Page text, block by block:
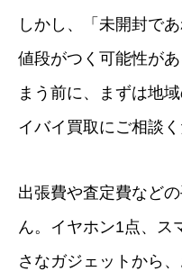
しかし、「未開封で
値段がつく可能性が
まう前に、まずは地
イバイ買取にご相談く
出張費や査定費など
ん。イヤホン1点、ス
さなガジェットから